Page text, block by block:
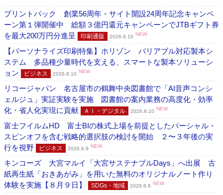
プリントパック 創業56周年・サイト開設24周年記念キャンペ
ーン第１弾開催中 総額３億円還元キャンペーンでJTBギフト券
を最大200万円分進呈
印刷通販 2026.8.10 NEW
【パーソナライズ印刷特集】ホリゾン バリアブル対応製本シ
ステム 多品種少量時代を支える、スマートな製本ソリューシ
ョン
ビジネス 2026.8.10 NEW
リコージャパン 名古屋市の鶴舞中央図書館で「AI音声コンシ
ェルジュ」実証実験を実施 図書館の案内業務の高度化・効率
化・省人化実現に貢献
ＡＩ・デジタル 2026.8.10 NEW
富士フイルムHD 富士BIの株式上場を前提としたパーシャル・
スピンオフを含む戦略的選択肢の検討を開始 ２〜３年後の実
行を視野
ビジネス 2026.8.9 NEW
キンコーズ 大宮マルイ「大宮サステナブルDays」へ出展 古
紙再生紙「おきあがみ」を用いた無料のオリジナルノート作り
体験を実施【８月９日】
SDGs・地域 2026.8.8 NEW